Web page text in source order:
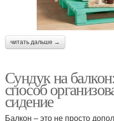
читать дальше →
Сундук на
способ
сидение
Балкон – это не просто